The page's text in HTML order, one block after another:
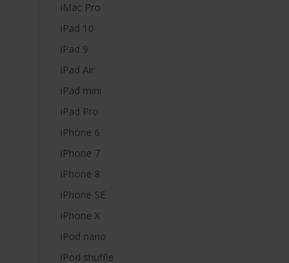
iMac Pro
iPad 10
iPad 9
iPad Air
iPad mini
iPad Pro
iPhone 6
iPhone 7
iPhone 8
iPhone SE
iPhone X
iPod nano
iPod shuffle